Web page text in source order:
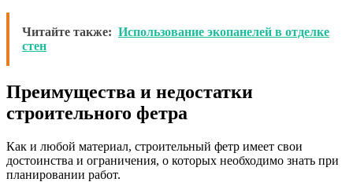
Читайте также: Использование экопанелей в отделке
стен
Преимущества и недостатки
строительного фетра
Как и любой материал, строительный фетр имеет свои
достоинства и ограничения, о которых необходимо знать при
планировании работ.